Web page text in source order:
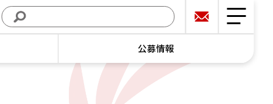
公募情報